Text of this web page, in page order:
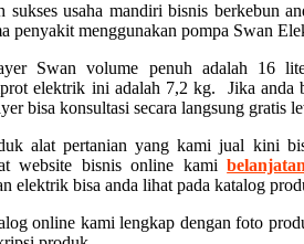
sukses usaha mandiri bisnis berkebun
penyakit menggunakan pompa Swan
Swan volume penuh adalah 16
elektrik ini adalah 7,2 kg. Jika anda
bisa konsultasi secara langsung gratis
alat pertanian yang kami jual kini
website bisnis online kami
elektrik bisa anda lihat pada katalog
online kami lengkap dengan foto